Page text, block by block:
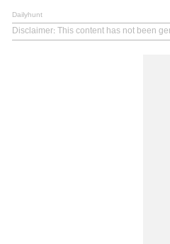
Dailyhunt
Disclaimer: This content has not been